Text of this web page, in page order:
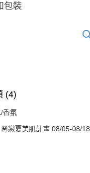
包裝
(4)
香氛
💟戀夏美肌計畫 08/05-08/18